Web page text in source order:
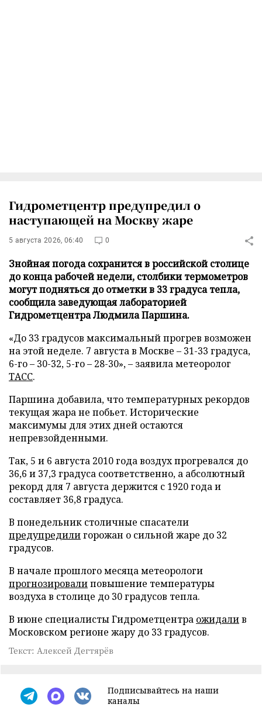
Гидрометцентр предупредил о
наступающей на Москву жаре
5 августа 2026, 06:40 0
Знойная погода сохранится в российской столице
до конца рабочей недели, столбики термометров
могут подняться до отметки в 33 градуса тепла,
сообщила заведующая лабораторией
Гидрометцентра Людмила Паршина.
«До 33 градусов максимальный прогрев возможен
на этой неделе. 7 августа в Москве – 31-33 градуса,
6-го – 30-32, 5-го – 28-30», – заявила метеоролог
ТАСС.
Паршина добавила, что температурных рекордов
текущая жара не побьет. Исторические
максимумы для этих дней остаются
непревзойденными.
Так, 5 и 6 августа 2010 года воздух прогревался до
36,6 и 37,3 градуса соответственно, а абсолютный
рекорд для 7 августа держится с 1920 года и
составляет 36,8 градуса.
В понедельник столичные спасатели
предупредилигорожан о сильной жаре до 32
градусов.
В начале прошлого месяца метеорологи
прогнозировалиповышение температуры
воздуха в столице до 30 градусов тепла.
В июне специалисты Гидрометцентра ожидалив
Московском регионе жару до 33 градусов.
Текст: Алексей Дегтярёв
Подписывайтесь на наши
каналы